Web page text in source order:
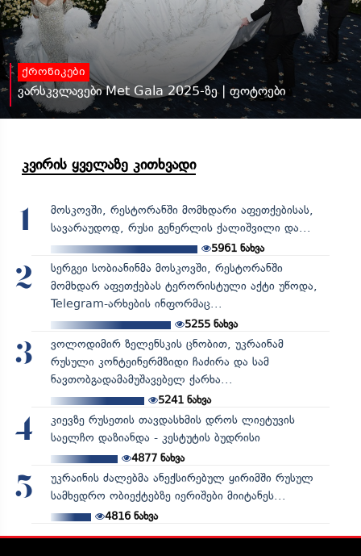
ქრონიკები
ვარსკვლავები Met Gala 2025-ზე | ფოტოები
კვირის ყველაზე კითხვადი
1
მოსკოვში, რესტორანში მომხდარი აფეთქებისას,
სავარაუდოდ, რუსი გენერლის ქალიშვილი და...
5961 ნახვა
2
სერგეი სობიანინმა მოსკოვში, რესტორანში
მომხდარ აფეთქებას ტერორისტული აქტი უწოდა,
Telegram-არხების ინფორმაც...
5255ნახვა
3
ვოლოდიმირ ზელენსკის ცნობით, უკრაინამ
რუსული კონტეინერმზიდი ჩაძირა და სამ
ნავთობგადამამუშავებელ ქარხა...
5241ნახვა
4
კიევზე რუსეთის თავდასხმის დროს ლიეტუვის
საელჩო დაზიანდა - კესტუტის ბუდრისი
4877ნახვა
5
უკრაინის ძალებმა ანექსირებულ ყირიმში რუსულ
სამხედრო ობიექტებზე იერიშები მიიტანეს...
4816ნახვა